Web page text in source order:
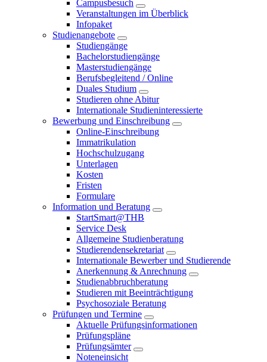
Campusbesuch
Veranstaltungen im Überblick
Infopaket
Studienangebote
Studiengänge
Bachelorstudiengänge
Masterstudiengänge
Berufsbegleitend / Online
Duales Studium
Studieren ohne Abitur
Internationale Studieninteressierte
Bewerbung und Einschreibung
Online-Einschreibung
Immatrikulation
Hochschulzugang
Unterlagen
Kosten
Fristen
Formulare
Information und Beratung
StartSmart@THB
Service Desk
Allgemeine Studienberatung
Studierendensekretariat
Internationale Bewerber und Studierende
Anerkennung & Anrechnung
Studienabbruchberatung
Studieren mit Beeinträchtigung
Psychosoziale Beratung
Prüfungen und Termine
Aktuelle Prüfungsinformationen
Prüfungspläne
Prüfungsämter
Noteneinsicht